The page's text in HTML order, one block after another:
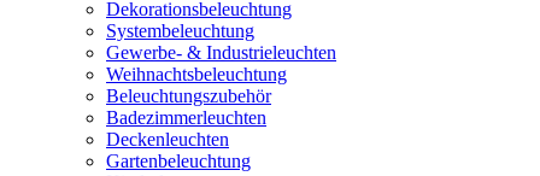
Dekorationsbeleuchtung
Systembeleuchtung
Gewerbe- & Industrieleuchten
Weihnachtsbeleuchtung
Beleuchtungszubehör
Badezimmerleuchten
Deckenleuchten
Gartenbeleuchtung